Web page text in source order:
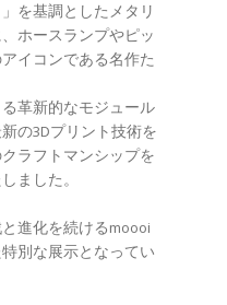
を基調としたメタリ
ホースランプやピッ
イコンである名作た
革新的なモジュール
の3Dプリント技術を
ラフトマンシップを
ました。
進化を続けるmoooi
別な展示となってい